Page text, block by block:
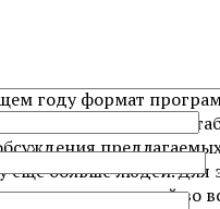
региона обратил
году формат
расширить
ещё больше людей. Для
опрос жителей во